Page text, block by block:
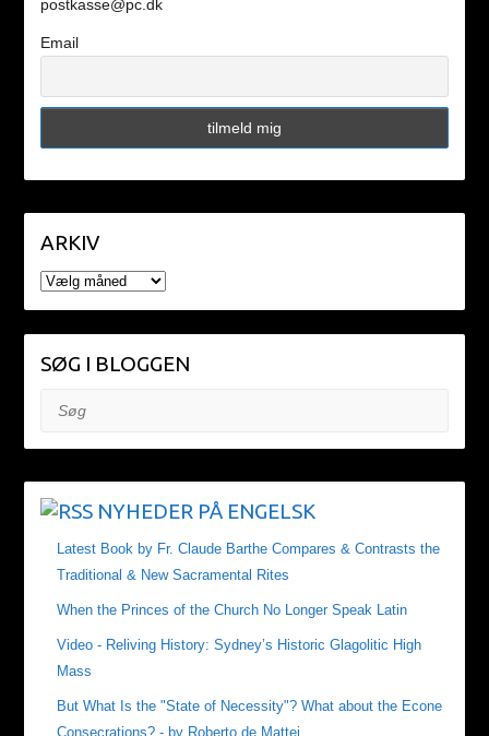
postkasse@pc.dk
Email
ARKIV
ARKIV
SØG I BLOGGEN
Søg
NYHEDER PÅ ENGELSK
Latest Book by Fr. Claude Barthe Compares & Contrasts the
Traditional & New Sacramental Rites
When the Princes of the Church No Longer Speak Latin
Video - Reliving History: Sydney’s Historic Glagolitic High
Mass
But What Is the "State of Necessity"? What about the Econe
Consecrations? - by Roberto de Mattei